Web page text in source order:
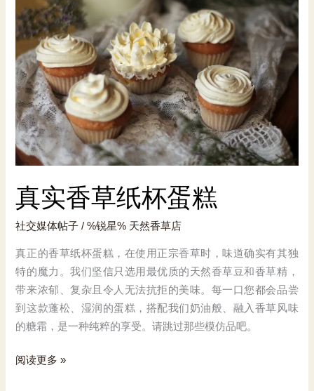
甫
洛
娃
真实香草纸杯蛋糕
社交媒体帖子 / %锐星% 天然香草店
真正的香草纸杯蛋糕，在使用正宗香草时，味道确实有其独
特的魔力。我们坚信只选用最优质的天然香草豆和香草精，
带来浓郁、复杂且令人无法抗拒的美味。每一口您都会品尝
到这款蓬松、湿润的蛋糕，搭配我们奶油般、融入香草风味
的糖霜，是一种纯粹的享受。请跳过那些模仿品吧。
真
阅读更多 »